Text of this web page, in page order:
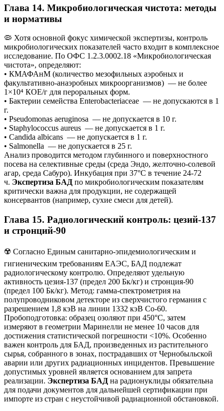
Глава 14. Микробиологическая чистота: методы
и нормативы
🦠 Хотя основной фокус химической экспертизы, контроль
микробиологических показателей часто входит в комплексное
исследование. По ОФС 1.2.3.0002.18 «Микробиологическая
чистота», определяют:
• КМАФАнМ (количество мезофильных аэробных и
факультативно-анаэробных микроорганизмов) — не более
1×10⁴ КОЕ/г для пероральных форм.
• Бактерии семейства Enterobacteriaceae — не допускаются в 1
г.
• Pseudomonas aeruginosa — не допускается в 10 г.
• Staphylococcus aureus — не допускается в 1 г.
• Candida albicans — не допускается в 1 г.
• Salmonella — не допускается в 25 г.
Анализ проводится методом глубинного и поверхностного
посева на селективные среды (среда Эндо, желточно-солевой
агар, среда Сабуро). Инкубация при 37°С в течение 24-72
ч. Экспертиза БАД по микробиологическим показателям
критически важна для продукции, не содержащей
консервантов (например, сухие смеси для детей).
Глава 15. Радиологический контроль: цезий-137
и стронций-90
☢️ Согласно Единым санитарно-эпидемиологическим и
гигиеническим требованиям ЕАЭС, БАД подлежат
радиологическому контролю. Определяют удельную
активность цезия-137 (предел 200 Бк/кг) и стронция-90
(предел 100 Бк/кг). Метод: гамма-спектрометрия на
полупроводниковом детекторе из сверхчистого германия с
разрешением 1,8 кэВ на линии 1332 кэВ Co-60.
Пробоподготовка: образец озоляют при 450°C, затем
измеряют в геометрии Маринелли не менее 10 часов для
достижения статистической погрешности <10%. Особенно
важен контроль для БАД, произведенных из растительного
сырья, собранного в зонах, пострадавших от Чернобыльской
аварии или других радиационных инцидентов. Превышение
допустимых уровней является основанием для запрета
реализации. Экспертиза БАД на радионуклиды обязательна
для подачи документов для дальнейшей сертификации при
импорте из стран с неустойчивой радиационной обстановкой.